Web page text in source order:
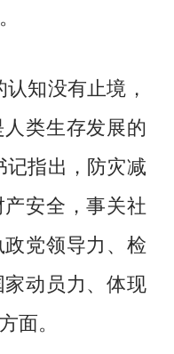
知没有止境，
类生存发展的
记指出，防灾减
安全，事关社
党领导力、检
动员力、体现
面。